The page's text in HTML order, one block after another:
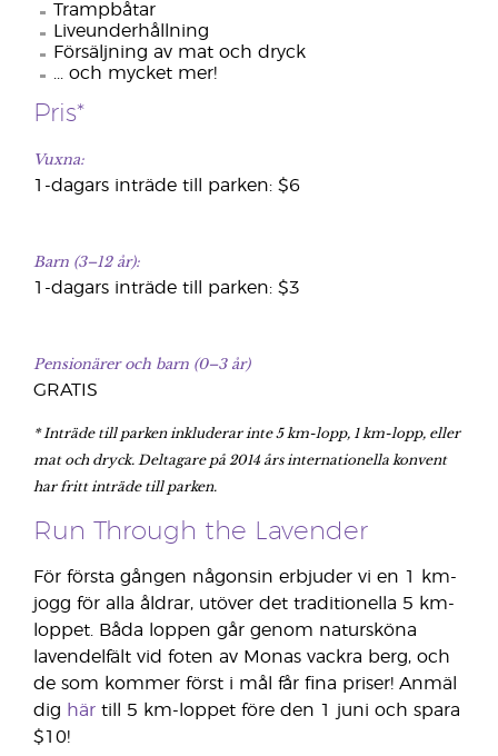
Trampbåtar
Liveunderhållning
Försäljning av mat och dryck
... och mycket mer!
Pris*
Vuxna:
1-dagars inträde till parken: $6
Barn (3–12 år):
1-dagars inträde till parken: $3
Pensionärer och barn (0–3 år)
GRATIS
* Inträde till parken inkluderar inte 5 km-lopp, 1 km-lopp, eller
mat och dryck. Deltagare på 2014 års internationella konvent
har fritt inträde till parken.
Run Through the Lavender
För första gången någonsin erbjuder vi en 1 km-
jogg för alla åldrar, utöver det traditionella 5 km-
loppet. Båda loppen går genom natursköna
lavendelfält vid foten av Monas vackra berg, och
de som kommer först i mål får fina priser! Anmäl
dig här till 5 km-loppet före den 1 juni och spara
$10!